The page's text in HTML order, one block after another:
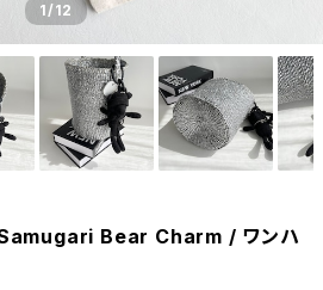
1/12
Bear Charm / ワンハ